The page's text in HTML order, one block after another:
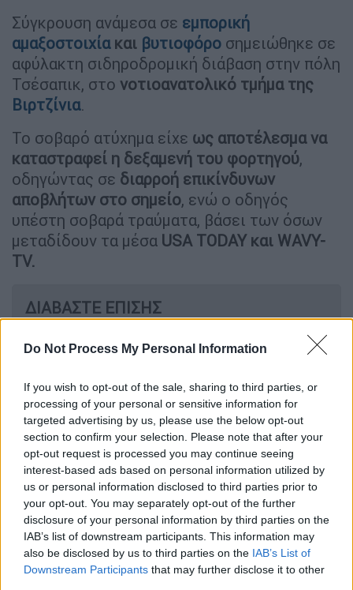
Do Not Process My Personal Information
If you wish to opt-out of the sale, sharing to third parties, or
processing of your personal or sensitive information for
targeted advertising by us, please use the below opt-out
section to confirm your selection. Please note that after your
opt-out request is processed you may continue seeing
interest-based ads based on personal information utilized by
us or personal information disclosed to third parties prior to
your opt-out. You may separately opt-out of the further
disclosure of your personal information by third parties on the
IAB’s list of downstream participants. This information may
also be disclosed by us to third parties on the IAB’s List of
Downstream Participants that may further disclose it to other
Σύγκρουση ανάμεσα σε εμπορική
αμαξοστοιχία και βυτιοφόρο σημειώθηκε σε
αφύλακτη σιδηροδρομική διάβαση στην πόλη
Τσέσαπικ, στο νοτιοανατολικό τμήμα της
Βιρτζίνια.
Το σοβαρό ατύχημα είχε ως αποτέλεσμα να
καταστραφεί η δεξαμενή του φορτηγού,
οδηγώντας σε διαρροή επικίνδυνων
αποβλήτων στο σημείο, ενώ ο οδηγός
υπέστη σοβαρά τραύματα, βάσει των όσων
μεταδίδουν τα μέσα USA TODAY και WAVY-
TV.
ΔΙΑΒΑΣΤΕ ΕΠΙΣΗΣ
Ιστορία|17.05.2026 07:55
του Τραμπ στην Κίνα, η συνάντηση
Νίξον-Μάο το ‘72 και η Χούντα της
Αθήνας είχαν κοινό σημείο αναφοράς
Κόσμος|17.05.2026 08:17
Βενεζουέλα: Στενός συνεργάτης του
Μαδούρο εκδόθηκε στις ΗΠΑ